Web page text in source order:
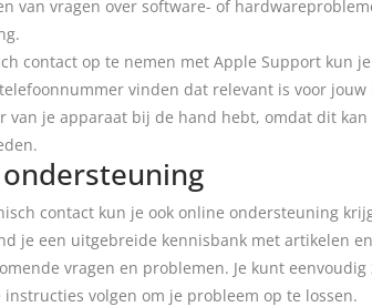
van vragen over software- of
contact op te nemen met Apple Support kun
vinden dat relevant is voor
van je apparaat bij de hand hebt, omdat dit
contact kun je ook online ondersteuning
je een uitgebreide kennisbank met artikelen
vragen en problemen. Je kunt
instructies volgen om je probleem op te lossen.